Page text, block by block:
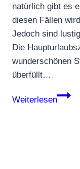
natürlich gibt es
diesen Fällen
Jedoch sind
Die
wunderschönen
überfüllt…
Weiterlesen
Zum